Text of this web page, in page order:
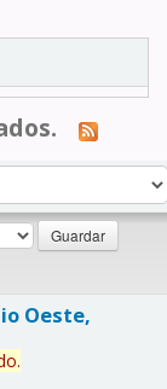
Oeste,
.